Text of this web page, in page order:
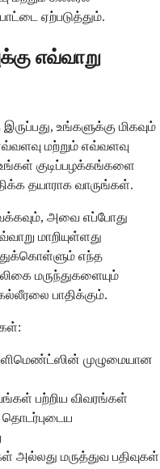
ஏற்படுத்தும்.
எவ்வாறு
உங்களுக்கு மிகவும்
மற்றும் எவ்வளவு
உங்கள் குடிப்பழக்கங்களை
தயாராக வாருங்கள்.
அவை எப்போது
மாறியுள்ளது
எந்த
மருந்துகளையும்
பாதிக்கும்.
முழுமையான
பற்றிய விவரங்கள்
மருத்துவ பதிவுகள்